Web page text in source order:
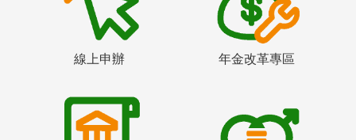
線上申辦 年金改革專區